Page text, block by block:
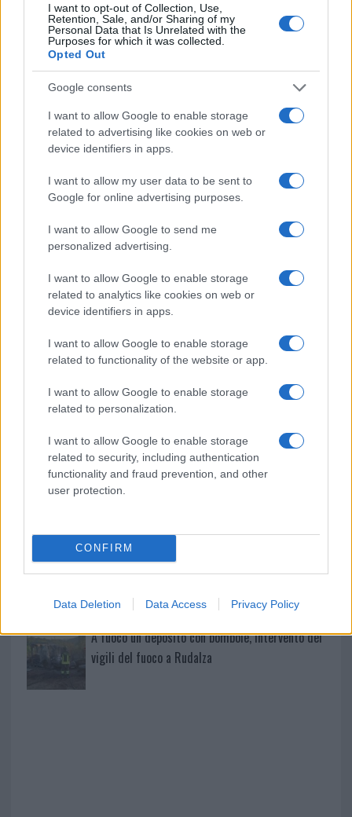
I want to opt-out of Collection, Use,
Retention, Sale, and/or Sharing of my
Personal Data that Is Unrelated with the
Purposes for which it was collected.
Opted Out
Google consents
I want to allow Google to enable storage
related to advertising like cookies on web or
device identifiers in apps.
I want to allow my user data to be sent to
Google for online advertising purposes.
I want to allow Google to send me
personalized advertising.
I want to allow Google to enable storage
related to analytics like cookies on web or
device identifiers in apps.
I want to allow Google to enable storage
related to functionality of the website or app.
I want to allow Google to enable storage
related to personalization.
I want to allow Google to enable storage
related to security, including authentication
functionality and fraud prevention, and other
user protection.
CONFIRM
Data Deletion Data Access Privacy Policy
Condividi l'articolo
F
a
ce
b
o
o
k
T
w
it
te
r
Pi
n
te
re
st
W
h
s
A
p
p
S
h
re
Prossimo articolo
NOTIZIE RECENTI
Sangue, musica e solidarietà con Avis Olbia al
Meteo Olbia 9 agosto, temperature in calo
Salmo finisce in ospedale a Catania, ma il tour
va avanti: “Sicilia, ci sono”
Jovanotti, Gabry Ponte e Alfa: Olbia ombelico del
mondo per una notte
Incendio nella notte a Olbia, a fuoco due furgoni
A fuoco un deposito con bombole, intervento dei
vigili del fuoco a Rudalza